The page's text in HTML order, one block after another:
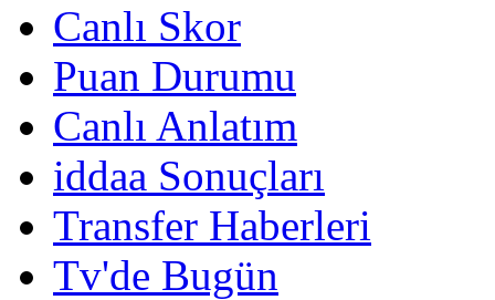
Canlı Skor
Puan Durumu
Canlı Anlatım
iddaa Sonuçları
Transfer Haberleri
Tv'de Bugün